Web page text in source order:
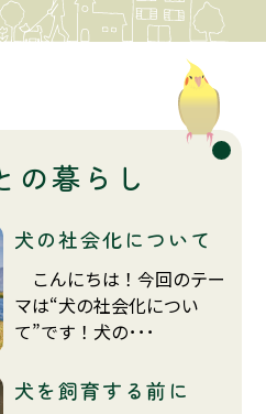
の暮らし
犬の社会化について
こんにちは！今回のテー
マは“犬の社会化につい
て”です！犬の･･･
犬を飼育する前に